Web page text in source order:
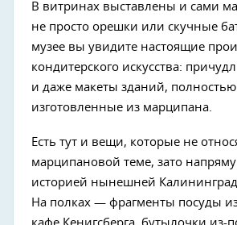
В витринах выставлены и сами
не просто орешки или скучные
музее вы увидите настоящие
кондитерского искусства:
и даже макеты зданий, полностью
изготовленные из марципана.
Есть тут и вещи, которые не
марципановой теме, зато
историей нынешней
На полках — фрагменты посуды